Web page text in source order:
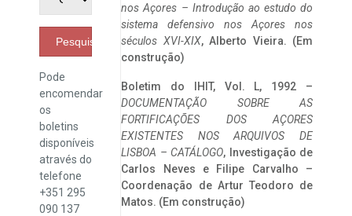
Pesquisar
Pode
encomendar
os
boletins
disponíveis
através do
telefone
+351 295
090 137
nos Açores – Introdução ao estudo do
sistema defensivo nos Açores nos
séculos XVI-XIX, Alberto Vieira. (Em
construção)
Boletim do IHIT, Vol. L, 1992 –
DOCUMENTAÇÃO SOBRE AS
FORTIFICAÇÕES DOS AÇORES
EXISTENTES NOS ARQUIVOS DE
LISBOA – CATÁLOGO, Investigação de
Carlos Neves e Filipe Carvalho –
Coordenação de Artur Teodoro de
Matos. (Em construção)